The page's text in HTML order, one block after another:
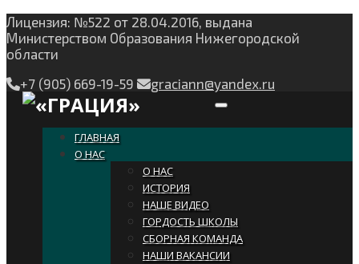
Лицензия: №522 от 28.04.2016, выдана
Министерством Образования Нижегородской
области
+7 (905) 669-19-59
graciann@yandex.ru
Toggle navigation
ГЛАВНАЯ
О НАС
О НАС
ИСТОРИЯ
НАШЕ ВИДЕО
ГОРДОСТЬ ШКОЛЫ
СБОРНАЯ КОМАНДА
НАШИ ВАКАНСИИ